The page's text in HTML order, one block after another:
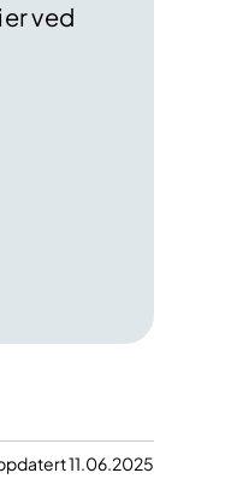
ved
11.06.2025